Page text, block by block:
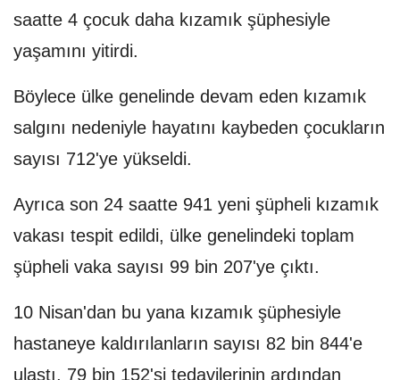
saatte 4 çocuk daha kızamık şüphesiyle
yaşamını yitirdi.
Böylece ülke genelinde devam eden kızamık
salgını nedeniyle hayatını kaybeden çocukların
sayısı 712'ye yükseldi.
Ayrıca son 24 saatte 941 yeni şüpheli kızamık
vakası tespit edildi, ülke genelindeki toplam
şüpheli vaka sayısı 99 bin 207'ye çıktı.
10 Nisan'dan bu yana kızamık şüphesiyle
hastaneye kaldırılanların sayısı 82 bin 844'e
ulaştı, 79 bin 152'si tedavilerinin ardından